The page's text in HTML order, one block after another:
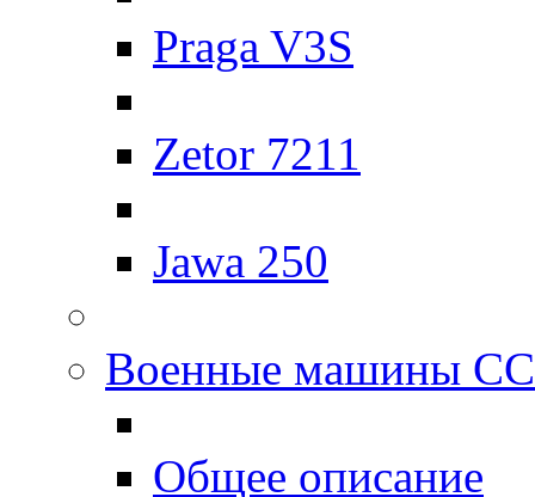
Praga V3S
Zetor 7211
Jawa 250
Военные машины
Общее описание